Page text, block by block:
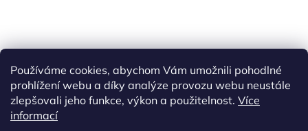
Používáme cookies, abychom Vám umožnili pohodlné
prohlížení webu a díky analýze provozu webu neustále
zlepšovali jeho funkce, výkon a použitelnost. Více
informací
Tisíce výdejních míst po celé ČR